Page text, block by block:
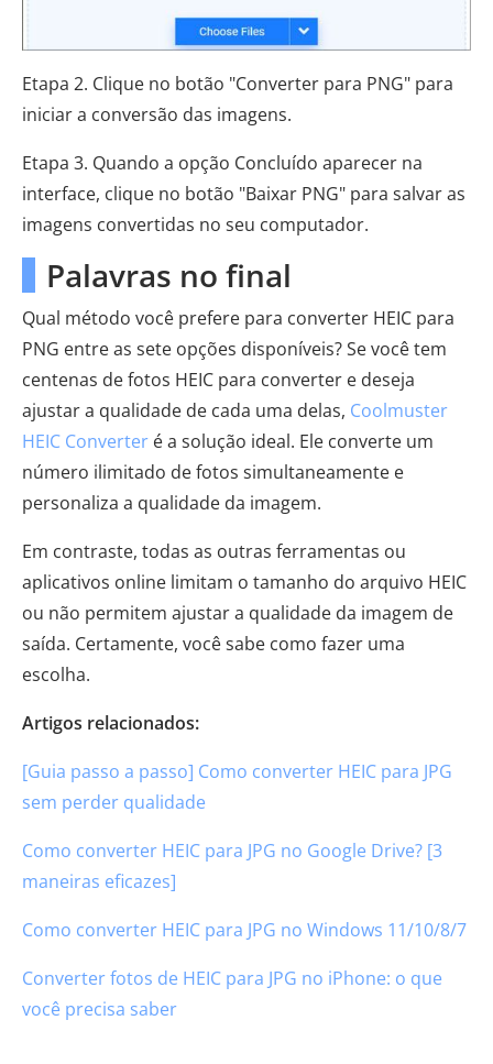
Etapa 2. Clique no botão "Converter para PNG" para
iniciar a conversão das imagens.
Etapa 3. Quando a opção Concluído aparecer na
interface, clique no botão "Baixar PNG" para salvar as
imagens convertidas no seu computador.
Palavras no final
Qual método você prefere para converter HEIC para
PNG entre as sete opções disponíveis? Se você tem
centenas de fotos HEIC para converter e deseja
ajustar a qualidade de cada uma delas, Coolmuster
HEIC Converter é a solução ideal. Ele converte um
número ilimitado de fotos simultaneamente e
personaliza a qualidade da imagem.
Em contraste, todas as outras ferramentas ou
aplicativos online limitam o tamanho do arquivo HEIC
ou não permitem ajustar a qualidade da imagem de
saída. Certamente, você sabe como fazer uma
escolha.
Artigos relacionados:
[Guia passo a passo] Como converter HEIC para JPG
sem perder qualidade
Como converter HEIC para JPG no Google Drive? [3
maneiras eficazes]
Como converter HEIC para JPG no Windows 11/10/8/7
Converter fotos de HEIC para JPG no iPhone: o que
você precisa saber